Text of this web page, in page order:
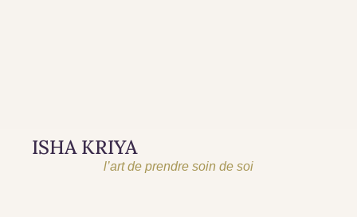
ISHA KRIYA
l’art de prendre soin de soi